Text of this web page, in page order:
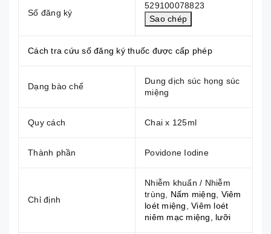
Số đăng ký
529100078823
Sao chép
Cách tra cứu số đăng ký thuốc được cấp phép
Dạng bào chế
Dung dịch súc họng súc
miệng
Quy cách Chai x 125ml
Thành phần Povidone Iodine
Chỉ định
Nhiễm khuẩn / Nhiễm
trùng, Nấm miệng
Viêm
loét miệng
Viêm loét
niêm mạc miệng, lưỡi